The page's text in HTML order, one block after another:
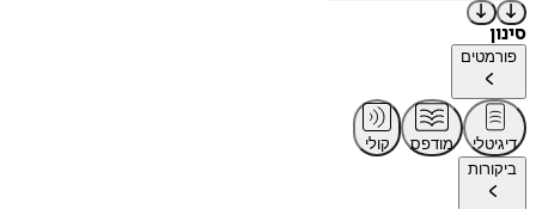
סינון
פורמטים
דיגיטלי מודפס
קולי
ביקורות